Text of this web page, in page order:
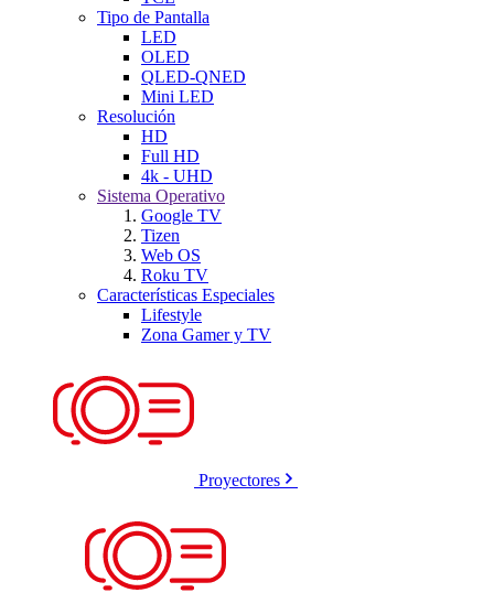
Tipo de Pantalla
LED
OLED
QLED-QNED
Mini LED
Resolución
HD
Full HD
4k - UHD
Sistema Operativo
Google TV
Tizen
Web OS
Roku TV
Características Especiales
Lifestyle
Zona Gamer y TV
Proyectores